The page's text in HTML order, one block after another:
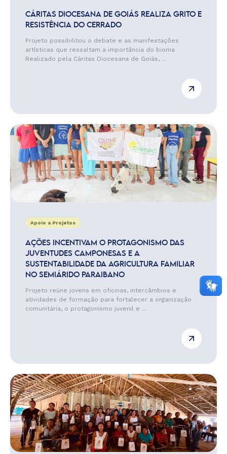
CÁRITAS DIOCESANA DE GOIÁS REALIZA GRITO E
RESISTÊNCIA DO CERRADO
Projeto possibilitou o debate e as manifestações
artísticas que ressaltam a importância do bioma
Realizado pela Cáritas Diocesana de Goiás, ...
Apoio a Projetos
AÇÕES INCENTIVAM O PROTAGONISMO DAS
JUVENTUDES CAMPONESAS E A
SUSTENTABILIDADE DA AGRICULTURA FAMILIAR
NO SEMIÁRIDO PARAIBANO
Projeto reúne jovens em oficinas, intercâmbios e
atividades de formação para fortalecer a organização
comunitária, o protagonismo juvenil e ...